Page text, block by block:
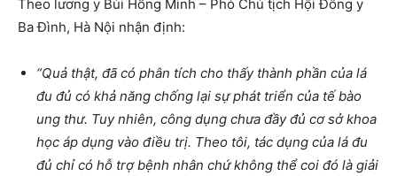
Theo lương y Bùi Hồng Minh – Phó Chủ tịch Hội Đông y
Ba Đình, Hà Nội nhận định:
“Quả thật, đã có phân tích cho thấy thành phần của lá
đu đủ có khả năng chống lại sự phát triển của tế bào
ung thư. Tuy nhiên, công dụng chưa đầy đủ cơ sở khoa
học áp dụng vào điều trị. Theo tôi, tác dụng của lá đu
đủ chỉ có hỗ trợ bệnh nhân chứ không thể coi đó là giải